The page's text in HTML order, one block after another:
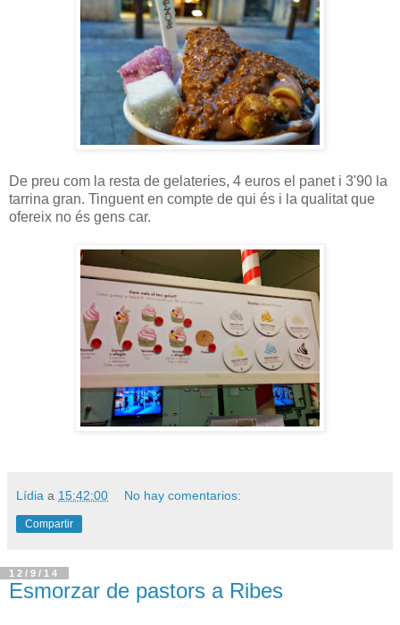
De preu com la resta de gelateries, 4 euros el panet i 3'90 la
tarrina gran. Tinguent en compte de qui és i la qualitat que
ofereix no és gens car.
Lídia a 15:42:00 No hay comentarios:
Compartir
12/9/14
Esmorzar de pastors a Ribes